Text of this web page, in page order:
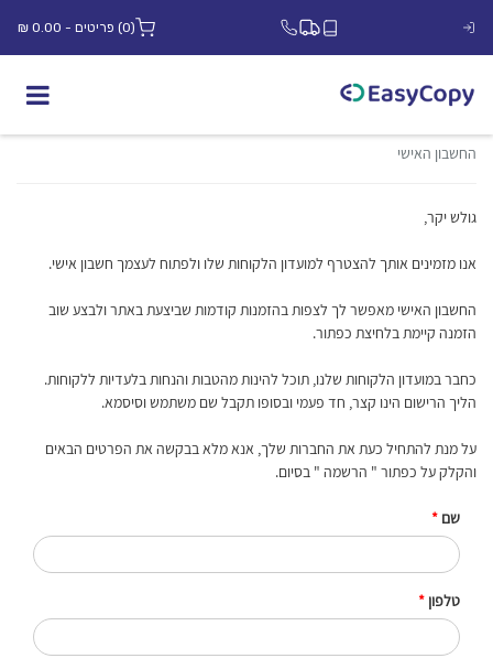
(0) פריטים - 0.00 ₪
החשבון האישי
גולש יקר,
אנו מזמינים אותך להצטרף למועדון הלקוחות שלו ולפתוח לעצמך חשבון אישי.
החשבון האישי מאפשר לך לצפות בהזמנות קודמות שביצעת באתר ולבצע שוב
הזמנה קיימת בלחיצת כפתור.
כחבר במועדון הלקוחות שלנו, תוכל להינות מהטבות והנחות בלעדיות ללקוחות.
הליך הרישום הינו קצר, חד פעמי ובסופו תקבל שם משתמש וסיסמא.
על מנת להתחיל כעת את החברות שלך, אנא מלא בבקשה את הפרטים הבאים
והקלק על כפתור " הרשמה " בסיום.
שם *
טלפון *